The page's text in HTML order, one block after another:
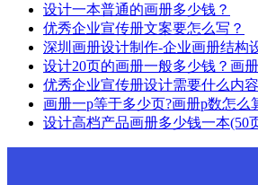
设计一本普通的画册多少钱？
优秀企业宣传册文案要怎么写？
深圳画册设计制作-企业画册结构
设计20页的画册一般多少钱？画
优秀企业宣传册设计需要什么内
画册一p等于多少页?画册p数怎么
设计高档产品画册多少钱一本(50